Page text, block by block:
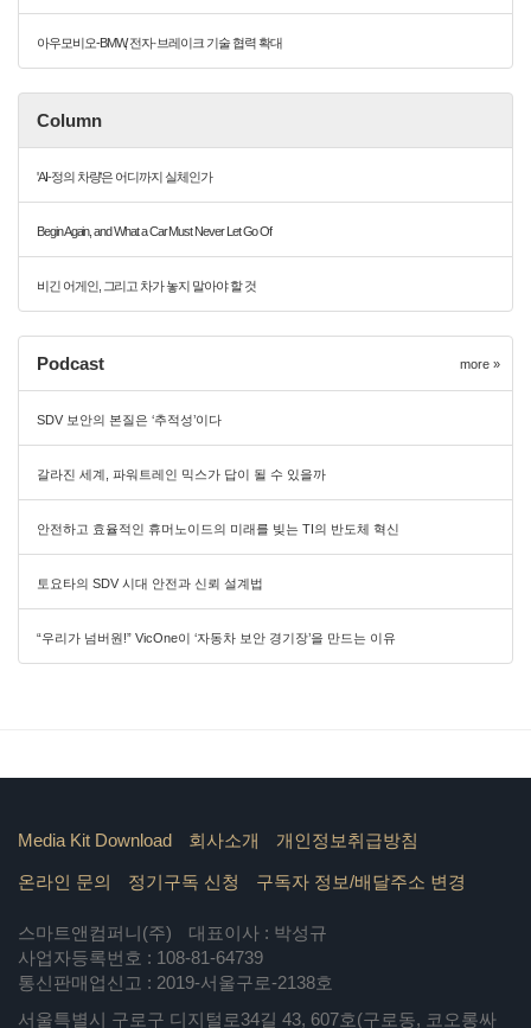
아우모비오-BMW, 전자·브레이크 기술 협력 확대
Column
'AI-정의 차량'은 어디까지 실체인가
Begin Again, and What a Car Must Never Let Go Of
비긴 어게인, 그리고 차가 놓지 말아야 할 것
Podcast more »
SDV 보안의 본질은 ‘추적성’이다
갈라진 세계, 파워트레인 믹스가 답이 될 수 있을까
안전하고 효율적인 휴머노이드의 미래를 빚는 TI의 반도체 혁신
토요타의 SDV 시대 안전과 신뢰 설계법
“우리가 넘버원!” VicOne이 ‘자동차 보안 경기장’을 만드는 이유
Media Kit Download 회사소개 개인정보취급방침
온라인 문의 정기구독 신청 구독자 정보/배달주소 변경
스마트앤컴퍼니(주)
대표이사 : 박성규
사업자등록번호 : 108-81-64739
통신판매업신고 : 2019-서울구로-2138호
서울특별시 구로구 디지털로34길 43, 607호(구로동, 코오롱싸